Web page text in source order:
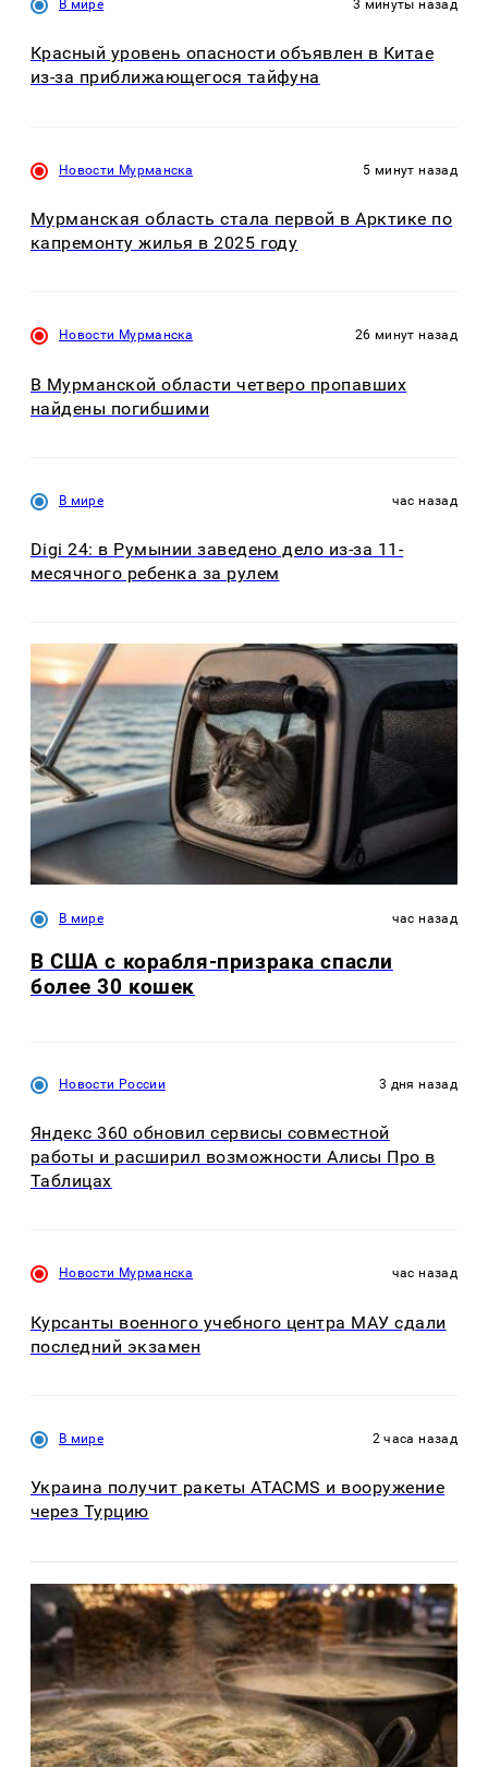
В мире 3 минуты назад
Красный уровень опасности объявлен в Китае
из-за приближающегося тайфуна
Новости Мурманска 5 минут назад
Мурманская область стала первой в Арктике по
капремонту жилья в 2025 году
Новости Мурманска 26 минут назад
В Мурманской области четверо пропавших
найдены погибшими
В мире час назад
Digi 24: в Румынии заведено дело из-за 11-
месячного ребенка за рулем
В мире час назад
В США с корабля-призрака спасли
более 30 кошек
Новости России 3 дня назад
Яндекс 360 обновил сервисы совместной
работы и расширил возможности Алисы Про в
Таблицах
Новости Мурманска час назад
Курсанты военного учебного центра МАУ сдали
последний экзамен
В мире 2 часа назад
Украина получит ракеты ATACMS и вооружение
через Турцию